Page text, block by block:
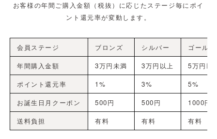
お客様の年間ご購入金額（税抜）に応じたステージ毎にポイ
ント還元率が変動します。
会員ステージ ブロンズ シルバー
ゴールド
年間購入金額
3万円未満 3万円以上
5万円以
ポイント還元率
1% 3%
5%
お誕生日月クーポン
500円 500円
1000円
送料負担
有料 有料 有料